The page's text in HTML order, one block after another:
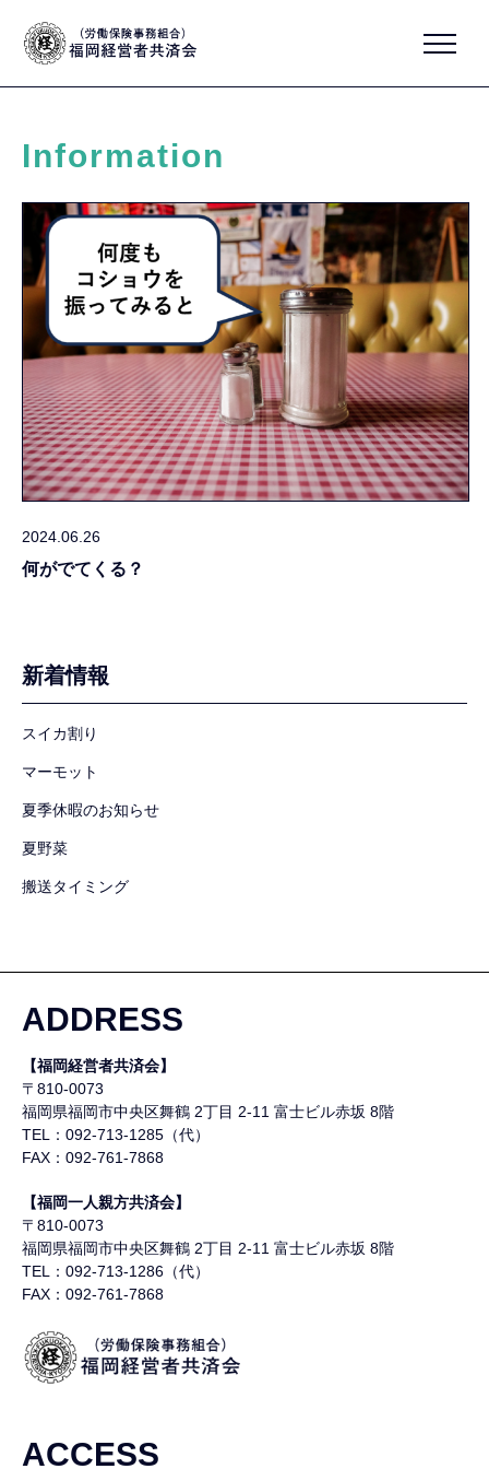
Information
2024.06.26
何がでてくる？
新着情報
スイカ割り
マーモット
夏季休暇のお知らせ
夏野菜
搬送タイミング
ADDRESS
【福岡経営者共済会】
〒810-0073
福岡県福岡市中央区舞鶴 2丁目 2-11 富士ビル赤坂 8階
TEL：092-713-1285（代）
FAX：092-761-7868
【福岡一人親方共済会】
〒810-0073
福岡県福岡市中央区舞鶴 2丁目 2-11 富士ビル赤坂 8階
TEL：092-713-1286（代）
FAX：092-761-7868
ACCESS